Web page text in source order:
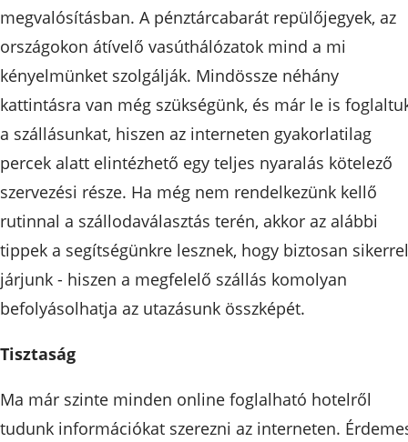
megvalósításban. A pénztárcabarát repülőjegyek, az
országokon átívelő vasúthálózatok mind a mi
kényelmünket szolgálják. Mindössze néhány
kattintásra van még szükségünk, és már le is
a szállásunkat, hiszen az interneten gyakorlatilag
percek alatt elintézhető egy teljes nyaralás kötelező
szervezési része. Ha még nem rendelkezünk kellő
rutinnal a szállodaválasztás terén, akkor az alábbi
tippek a segítségünkre lesznek, hogy biztosan sikerrel
járjunk - hiszen a megfelelő szállás komolyan
befolyásolhatja az utazásunk összképét.
Tisztaság
Ma már szinte minden online foglalható hotelről
tudunk információkat szerezni az interneten.